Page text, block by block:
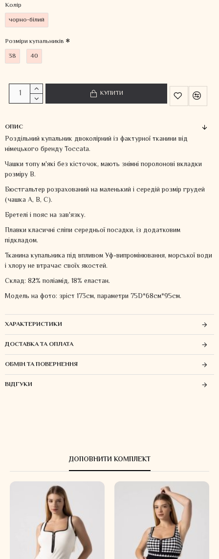
Колiр
чорно-білий
Розміри купальників
38
40
КУПИТИ
ОПИС
Роздільний купальник двоколірний із фактурної тканини від
німецького бренду Toccata.
Чашки топу м'які без кісточок, мають знімні поролонові вкладки
розміру В.
Бюстгальтер розрахований на маленький і середій розмір грудей
(чашка А, В, С).
Бретелі і пояс на зав'язку.
Плавки класичні сліпи середньої посадки, із додатковим
підкладом.
Тканина купальника під впливом Уф-випромінювання, морської води
і хлору не втрачає своїх якостей.
Склад: 82% поліамід, 18% еластан.
Модель на фото: зріст 173см, параметри 75D*68см*95см.
ХАРАКТЕРИСТИКИ
ДОСТАВКА ТА ОПЛАТА
ОБМІН ТА ПОВЕРНЕННЯ
ВІДГУКИ
ДОПОВНИТИ КОМПЛЕКТ